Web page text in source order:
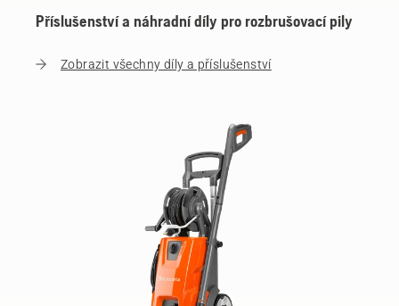
Příslušenství a náhradní díly pro rozbrušovací pily
Zobrazit všechny díly a příslušenství